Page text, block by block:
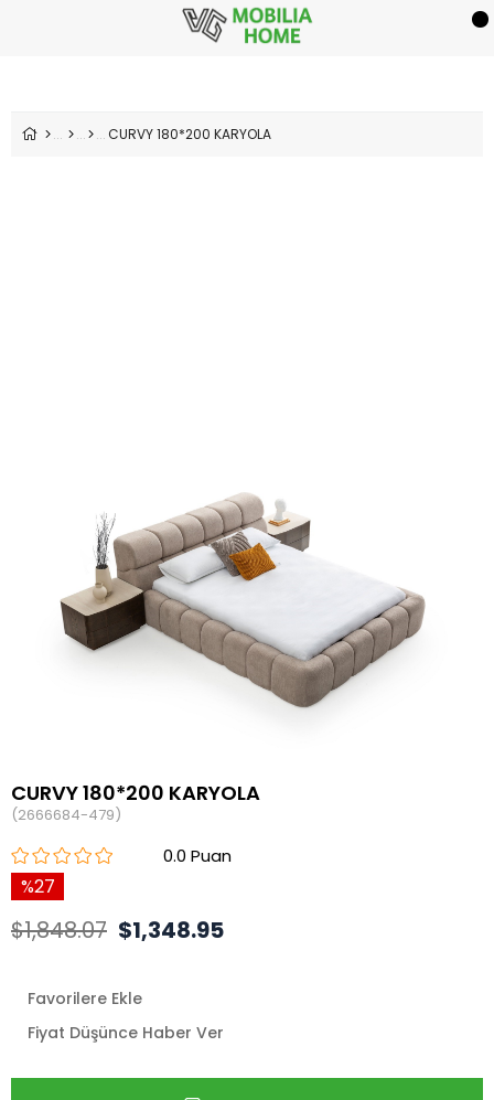
CURVY 180*200 KARYOLA
CURVY 180*200 KARYOLA
(2666684-479)
0.0
27
$1,848.07 $1,348.95
Favorilere Ekle
Fiyat Düşünce Haber Ver